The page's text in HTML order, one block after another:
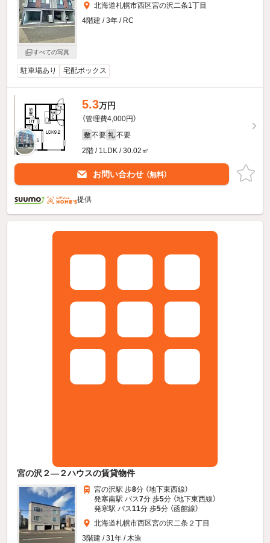
すべての写真
北海道札幌市西区宮の沢二条1丁目
4階建 / 3年 / RC
駐車場あり 宅配ボックス
5.3万円
（管理費4,000円）
敷 不要 礼 不要
2階 / 1LDK / 30.02㎡
お問い合わせ （無料）
提供
宮の沢２—２ハウスの賃貸物件
宮の沢駅 歩8分 （地下東西線）
発寒南駅 バス7分 歩5分 （地下東西線）
発寒駅 バス11分 歩5分 （函館線）
北海道札幌市西区宮の沢二条２丁目
3階建 / 31年 / 木造